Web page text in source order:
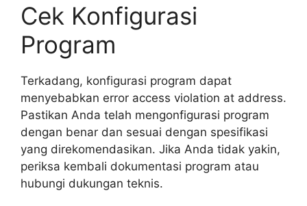
Cek Konfigurasi
Program
Terkadang, konfigurasi program dapat
menyebabkan error access violation at address.
Pastikan Anda telah mengonfigurasi program
dengan benar dan sesuai dengan spesifikasi
yang direkomendasikan. Jika Anda tidak yakin,
periksa kembali dokumentasi program atau
hubungi dukungan teknis.